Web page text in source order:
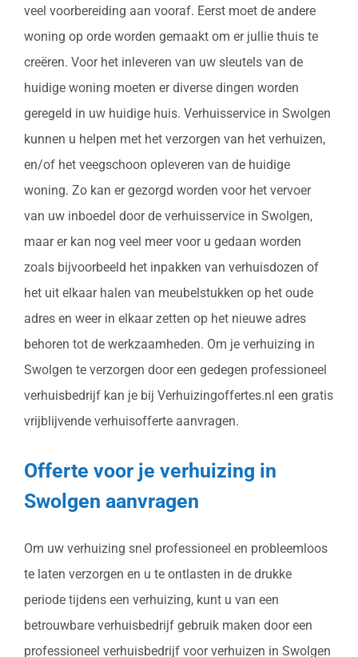
veel voorbereiding aan vooraf. Eerst moet de andere
woning op orde worden gemaakt om er jullie thuis te
creëren. Voor het inleveren van uw sleutels van de
huidige woning moeten er diverse dingen worden
geregeld in uw huidige huis. Verhuisservice in Swolgen
kunnen u helpen met het verzorgen van het verhuizen,
en/of het veegschoon opleveren van de huidige
woning. Zo kan er gezorgd worden voor het vervoer
van uw inboedel door de verhuisservice in Swolgen,
maar er kan nog veel meer voor u gedaan worden
zoals bijvoorbeeld het inpakken van verhuisdozen of
het uit elkaar halen van meubelstukken op het oude
adres en weer in elkaar zetten op het nieuwe adres
behoren tot de werkzaamheden. Om je verhuizing in
Swolgen te verzorgen door een gedegen professioneel
verhuisbedrijf kan je bij Verhuizingoffertes.nl een gratis
vrijblijvende verhuisofferte aanvragen.
Offerte voor je verhuizing in
Swolgen aanvragen
Om uw verhuizing snel professioneel en probleemloos
te laten verzorgen en u te ontlasten in de drukke
periode tijdens een verhuizing, kunt u van een
betrouwbare verhuisbedrijf gebruik maken door een
professioneel verhuisbedrijf voor verhuizen in Swolgen